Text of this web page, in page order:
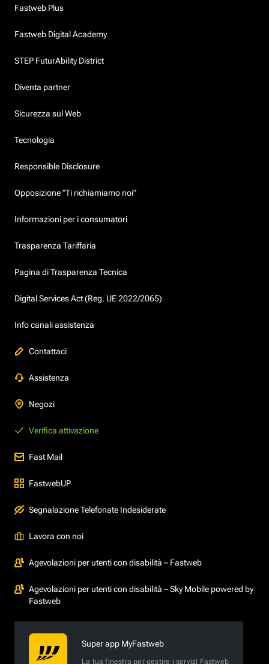
Fastweb Plus
Fastweb Digital Academy
STEP FuturAbility District
Diventa partner
Sicurezza sul Web
Tecnologia
Responsible Disclosure
Opposizione "Ti richiamiamo noi"
Informazioni per i consumatori
Trasparenza Tariffaria
Pagina di Trasparenza Tecnica
Digital Services Act (Reg. UE 2022/2065)
Info canali assistenza
Contattaci
Assistenza
Negozi
Verifica attivazione
Fast Mail
FastwebUP
Segnalazione Telefonate Indesiderate
Lavora con noi
Agevolazioni per utenti con disabilità – Fastweb
Agevolazioni per utenti con disabilità – Sky Mobile powered by
Fastweb
Super app MyFastweb
La tua finestra per gestire i servizi Fastweb